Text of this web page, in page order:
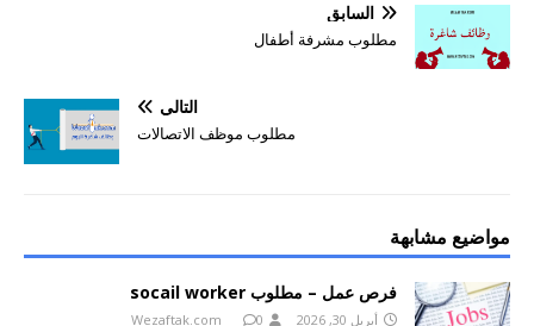
السابق
مطلوب مشرفة أطفال
التالي
مطلوب موظف الاتصالات
مواضيع مشابهة
فرص عمل – مطلوب socail worker
أبريل 30, 2026 Wezaftak.com 0